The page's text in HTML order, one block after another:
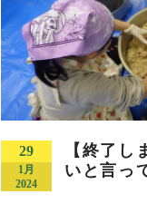
29
1月
2024
【終了し
いと言っ